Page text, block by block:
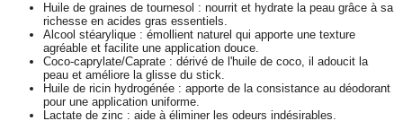
Huile de graines de tournesol : nourrit et hydrate la peau grâce à sa
richesse en acides gras essentiels.
Alcool stéarylique : émollient naturel qui apporte une texture
agréable et facilite une application douce.
Coco-caprylate/Caprate : dérivé de l'huile de coco, il adoucit la
peau et améliore la glisse du stick.
Huile de ricin hydrogénée : apporte de la consistance au déodorant
pour une application uniforme.
Lactate de zinc : aide à éliminer les odeurs indésirables.